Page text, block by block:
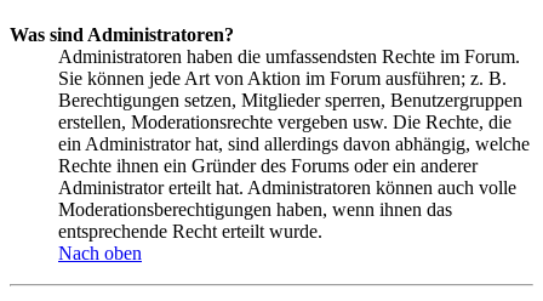
Was sind Administratoren?
Administratoren haben die umfassendsten Rechte im Forum.
Sie können jede Art von Aktion im Forum ausführen; z. B.
Berechtigungen setzen, Mitglieder sperren, Benutzergruppen
erstellen, Moderationsrechte vergeben usw. Die Rechte, die
ein Administrator hat, sind allerdings davon abhängig, welche
Rechte ihnen ein Gründer des Forums oder ein anderer
Administrator erteilt hat. Administratoren können auch volle
Moderationsberechtigungen haben, wenn ihnen das
entsprechende Recht erteilt wurde.
Nach oben